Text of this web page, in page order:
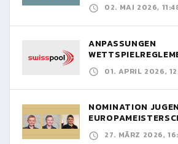
02. MAI 2026,
ANPASSUNGEN
01. APRIL 2026,
NOMINATION
27. MÄRZ 2026,